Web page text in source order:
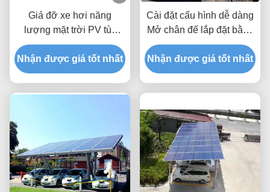
Giá đỡ xe hơi năng
lượng mặt trời PV tùy
chỉnh tốc độ gió 180km/h
Nhận được giá tốt nhất
Cài đặt cấu hình dễ dàng
Mở chân đế lắp đặt bằng
nhôm PV Carport được
mạ kẽm Anodized
Nhận được giá tốt nhất